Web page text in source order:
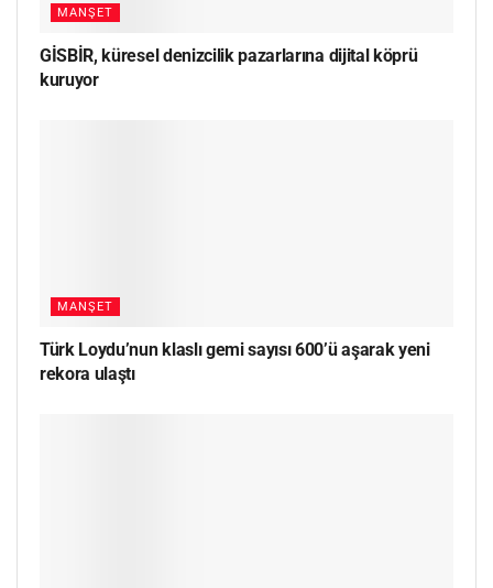
MANŞET
GİSBİR, küresel denizcilik pazarlarına dijital köprü
kuruyor
MANŞET
Türk Loydu’nun klaslı gemi sayısı 600’ü aşarak yeni
rekora ulaştı